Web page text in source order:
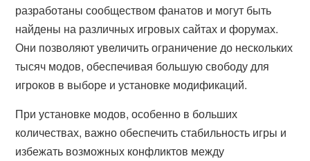
разработаны сообществом фанатов и могут быть
найдены на различных игровых сайтах и форумах.
Они позволяют увеличить ограничение до нескольких
тысяч модов, обеспечивая большую свободу для
игроков в выборе и установке модификаций.
При установке модов, особенно в больших
количествах, важно обеспечить стабильность игры и
избежать возможных конфликтов между